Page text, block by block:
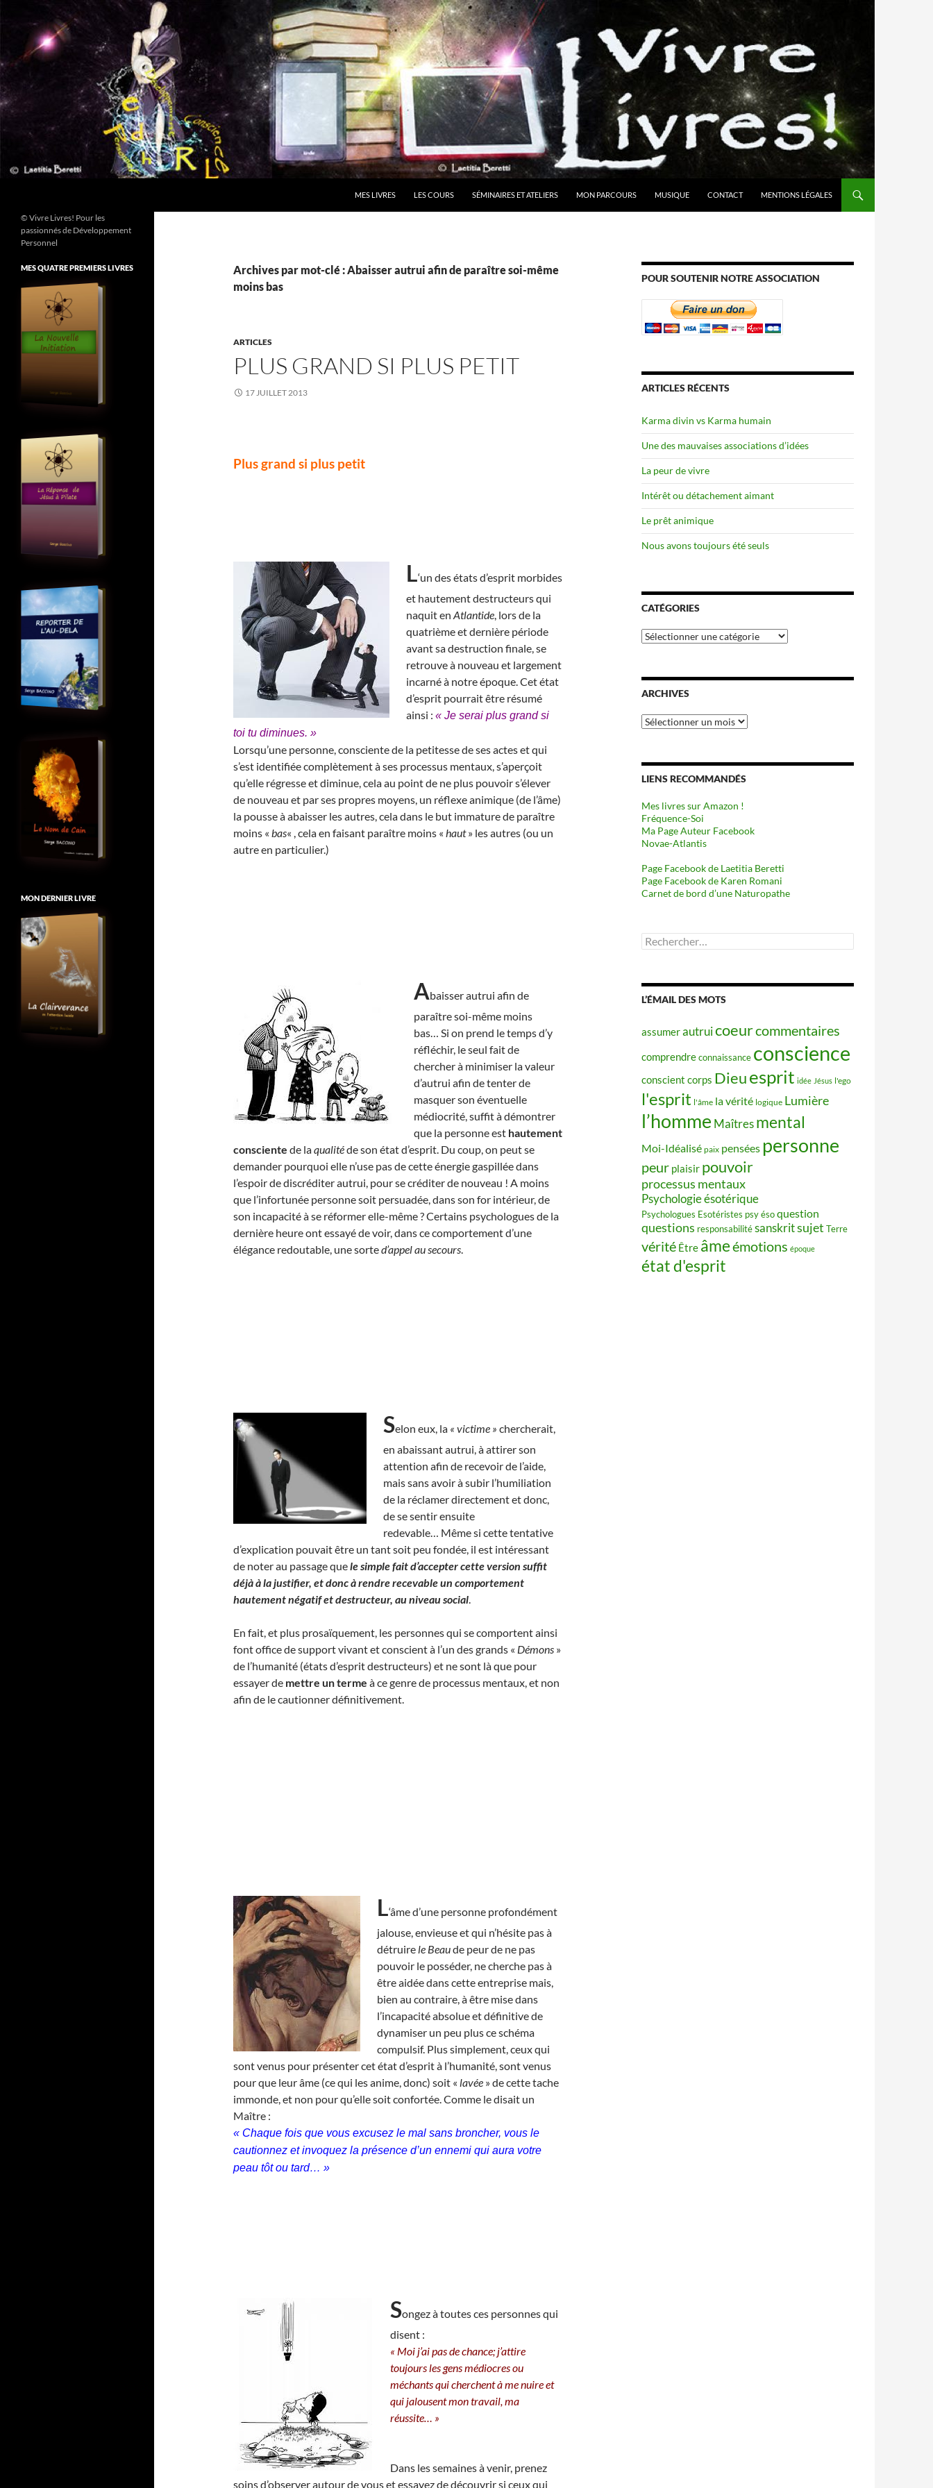
contenu
MES LIVRES LES COURS SÉMINAIRES ET ATELIERS MON PARCOURS MUSIQUE CONTACT MENTIONS LÉGALES
Archives par mot-clé : Abaisser autrui afin de paraître soi-même
moins bas
ARTICLES
PLUS GRAND SI PLUS PETIT
17 JUILLET 2013
Plus grand si plus petit
L‘un des états d’esprit morbides
et hautement destructeurs qui
naquit en Atlantide, lors de la
quatrième et dernière période
avant sa destruction finale, se
retrouve à nouveau et largement
incarné à notre époque. Cet état
d’esprit pourrait être résumé
ainsi : « Je serai plus grand si
toi tu diminues. »
Lorsqu’une personne, consciente de la petitesse de ses actes et qui
s’est identifiée complètement à ses processus mentaux, s’aperçoit
qu’elle régresse et diminue, cela au point de ne plus pouvoir s’élever
de nouveau et par ses propres moyens, un réflexe animique (de l’âme)
la pousse à abaisser les autres, cela dans le but immature de paraître
moins « bas« , cela en faisant paraître moins « haut» les autres (ou un
autre en particulier.)
Abaisser autrui afin de
paraître soi-même moins
bas… Si on prend le temps d’y
réfléchir, le seul fait de
chercher à minimiser la valeur
d’autrui afin de tenter de
masquer son éventuelle
médiocrité, suffit à démontrer
que la personne est hautement
consciente de laqualitéde son état d’esprit. Du coup, on peut se
demander pourquoi elle n’use pas de cette énergie gaspillée dans
l’espoir de discréditer autrui, pour se créditer de nouveau ! A moins
que l’infortunée personne soit persuadée, dans son for intérieur, de
son incapacité à se réformer elle-même ? Certains psychologues de la
dernière heure ont essayé de voir, dans ce comportement d’une
élégance redoutable, une sorted’appel au secours.
Selon eux, la « victime » chercherait,
en abaissant autrui, à attirer son
attention afin de recevoir de l’aide,
mais sans avoir à subir l’humiliation
de la réclamer directement et donc,
de se sentir ensuite
redevable… Même si cette tentative
d’explication pouvait être un tant soit peu fondée, il est intéressant
de noter au passage quele simple fait d’accepter cette version suffit
déjà à la justifier, et donc à rendre recevable un comportement
hautement négatif et destructeur, au niveau social.
En fait, et plus prosaïquement, les personnes qui se comportent ainsi
font office de support vivant et conscient à l’un des grands « Démons »
de l’humanité (états d’esprit destructeurs) et ne sont là que pour
essayer de mettre un terme à ce genre de processus mentaux, et non
afin de le cautionner définitivement.
L‘âme d’une personne profondément
jalouse, envieuse et qui n’hésite pas à
détruire le Beaude peur de ne pas
pouvoir le posséder, ne cherche pas à
être aidée dans cette entreprise mais,
bien au contraire, à être mise dans
l’incapacité absolue et définitive de
dynamiser un peu plus ce schéma
compulsif. Plus simplement, ceux qui
sont venus pour présenter cet état d’esprit à l’humanité, sont venus
pour que leur âme (ce qui les anime, donc) soit « lavée » de cette tache
immonde, et non pour qu’elle soit confortée. Comme le disait un
Maître :
« Chaque fois que vous excusez le mal sans broncher, vous le
cautionnez et invoquez la présence d’un ennemi qui aura votre
peau tôt ou tard… »
Songez à toutes ces personnes qui
disent :
« Moi j’ai pas de chance; j’attire
toujours les gens médiocres ou
méchants qui cherchent à me nuire et
qui jalousent mon travail, ma
réussite… »
Dans les semaines à venir, prenez
soins d’observer autour de vous et essayez de découvrir si ceux qui
POUR SOUTENIR NOTRE ASSOCIATION
ARTICLES RÉCENTS
Karma divin vs Karma humain
Une des mauvaises associations d’idées
La peur de vivre
Intérêt ou détachement aimant
Le prêt animique
Nous avons toujours été seuls
CATÉGORIES
Catégories
ARCHIVES
Archives
LIENS RECOMMANDÉS
Mes livres sur Amazon !
Fréquence-Soi
Ma Page Auteur Facebook
Novae-Atlantis
Page Facebook de Laetitia Beretti
Page Facebook de Karen Romani
Carnet de bord d’une Naturopathe
Rechercher :
L’ÉMAIL DES MOTS
assumerautruicoeurcommentaires
comprendreconnaissance conscience
conscient corps Dieuesprit idée Jésus l'ego
l'esprit l'âme la vérité logique Lumière
l’homme Maîtres mental
Moi-Idéalisé paix pensées personne
peur plaisir pouvoir
processus mentaux
Psychologie ésotérique
Psychologues Esotéristes psy ésoquestion
questions responsabilitésanskritsujet Terre
vérité Être âmeémotions époque
état d'esprit
© Vivre Livres! Pour les
passionnés de Développement
Personnel
MES QUATRE PREMIERS LIVRES
MON DERNIER LIVRE